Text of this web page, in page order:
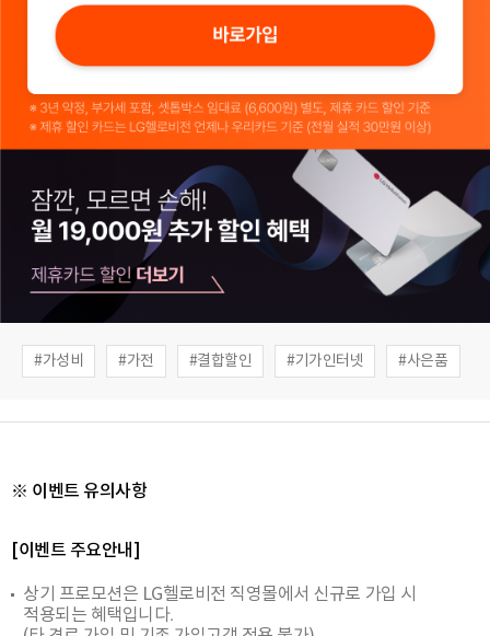
가성비 가전 결합할인 기가인터넷 사은품
※ 이벤트 유의사항
[이벤트 주요안내]
상기 프로모션은 LG헬로비전 직영몰에서 신규로 가입 시
적용되는 혜택입니다.